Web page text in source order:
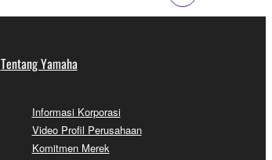
Tentang Yamaha
Informasi Korporasi
Video Profil Perusahaan
Komitmen Merek